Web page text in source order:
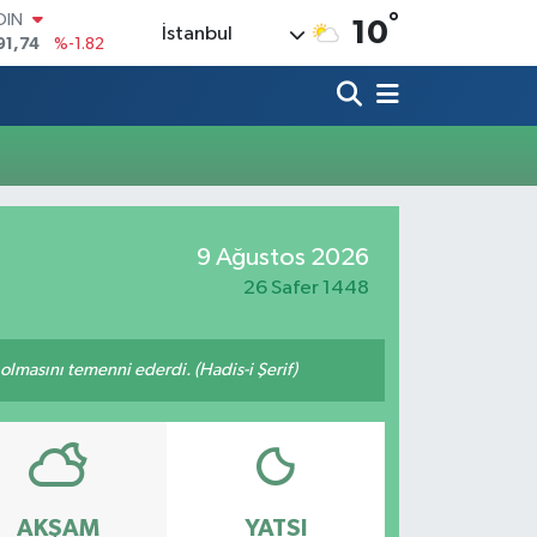
%-1.82
%0.18
İstanbul 10°
9 Ağustos 2026
26 Safer 1448
temenni ederdi. (Hadis-i Şerif)
AKŞAM YATSI